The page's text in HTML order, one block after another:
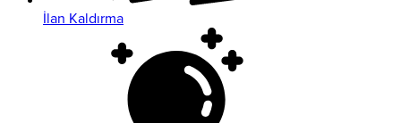
İlan Kaldırma